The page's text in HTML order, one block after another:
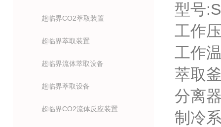
超临界CO2萃取装置
超临界萃取装置
超临界流体萃取设备
超临界萃取设备
超临界CO2流体反应装置
型号
工作
工作
萃取
分离
制冷